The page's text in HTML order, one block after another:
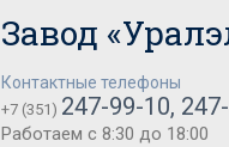
Завод
Контактные телефоны
+7 (351) 247-99-10,
Работаем с 8:30 до 18:00